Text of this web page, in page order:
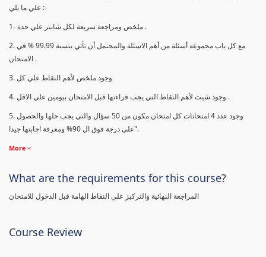
علي ما يلي :-
1- ملخص ومراجعة سريعة لكل شابتر علي حدة .
2. مع كل باب مجموعة أسئلة من أهم الاسئلة والمحتمل أن تأتي بنسبة 99.99 % في
الامتحان .
3. وجود ملخص لأهم النقاط علي كل
4. وجود شيت لأهم النقاط التي يجب قراءتها قبل الامتحان بيومين علي الاقل .
5. وجود عدد 4 امتحانات كل امتحان مكون من 50 سؤال والتي يجب حلها والحصول
علي درجة فوق ال 90% ومعرفة اجابتها جيدا".
More
What are the requirements for this course?
المراجعة النهائية والتركيز علي النقاط الهامة قبل الدخول للامتحان
Course Review